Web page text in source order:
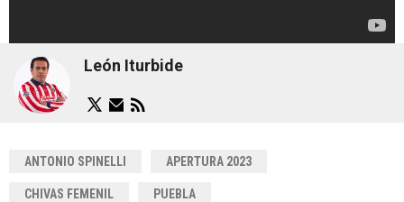
León Iturbide
ANTONIO SPINELLI APERTURA 2023
CHIVAS FEMENIL PUEBLA